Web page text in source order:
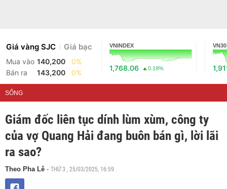
Giá vàng SJC Giá bạc
Mua vào 140,200
0%
Bán ra
143,200 0%
VNINDEX
1,768.06 0.19%
VN30
SỐNG
Giám đốc liên tục dính lùm xùm, công ty
của vợ Quang Hải đang buôn bán gì, lời lãi
ra sao?
Theo Pha Lê - THỨ 3 , 25/03/2025, 16:59